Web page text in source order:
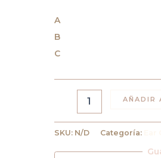
A
B
C
AÑADIR
SKU: N/D Categoría: